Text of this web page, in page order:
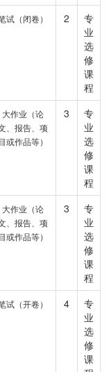
试（闭卷） 2
专
业
选
修
课
程
大作业（论
、报告、项
或作品等）
3
专
业
选
修
课
程
大作业（论
、报告、项
或作品等）
3
专
业
选
修
课
程
试（开卷） 4
专
业
选
修
课